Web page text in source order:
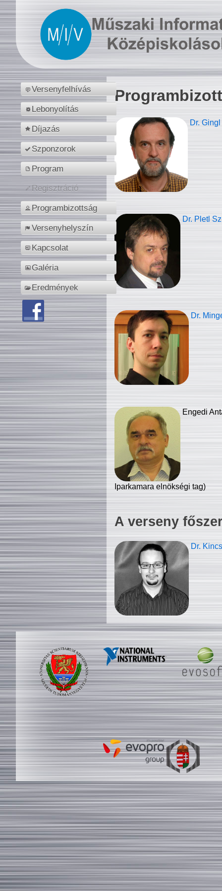
Versenyfelhívás
Lebonyolítás
Díjazás
Szponzorok
Program
Regisztráció
Programbizottság
Versenyhelyszín
Kapcsolat
Galéria
Eredmények
Dr.
Dr. Pletl
Dr.
Engedi
Iparkamara elnökségi tag)
A verseny
Dr.